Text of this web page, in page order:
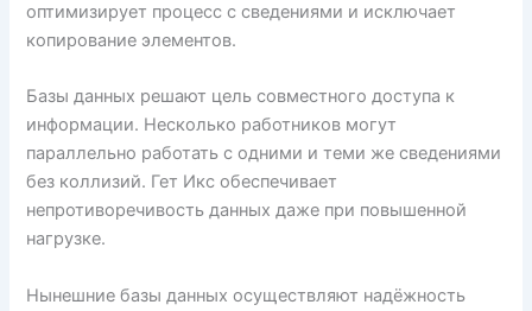
оптимизирует процесс с сведениями и исключает
копирование элементов.
Базы данных решают цель совместного доступа к
информации. Несколько работников могут
параллельно работать с одними и теми же сведениями
без коллизий. Гет Икс обеспечивает
непротиворечивость данных даже при повышенной
нагрузке.
Нынешние базы данных осуществляют надёжность